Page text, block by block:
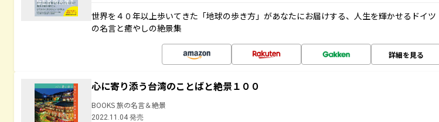
世界を４０年以上歩いてきた「地球の歩き方」があなたにお届けする、人生を輝かせるドイツ
の名言と癒やしの絶景集
詳細を見る
心に寄り添う台湾のことばと絶景１００
BOOKS 旅の名言＆絶景
2022.11.04 発売